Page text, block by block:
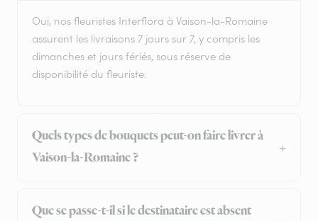
Oui, nos fleuristes Interflora à Vaison-la-Romaine
assurent les livraisons 7 jours sur 7, y compris les
dimanches et jours fériés, sous réserve de
disponibilité du fleuriste.
Quels types de bouquets peut-on faire livrer à
Vaison-la-Romaine ?
Que se passe-t-il si le destinataire est absent